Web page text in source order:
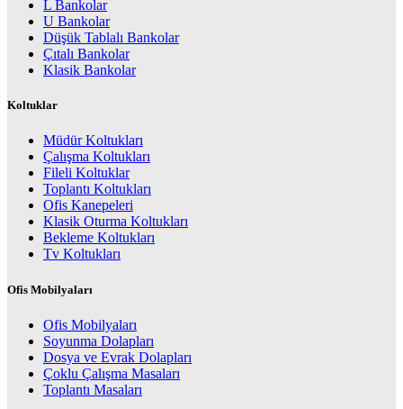
L Bankolar
U Bankolar
Düşük Tablalı Bankolar
Çıtalı Bankolar
Klasik Bankolar
Koltuklar
Müdür Koltukları
Çalışma Koltukları
Fileli Koltuklar
Toplantı Koltukları
Ofis Kanepeleri
Klasik Oturma Koltukları
Bekleme Koltukları
Tv Koltukları
Ofis Mobilyaları
Ofis Mobilyaları
Soyunma Dolapları
Dosya ve Evrak Dolapları
Çoklu Çalışma Masaları
Toplantı Masaları